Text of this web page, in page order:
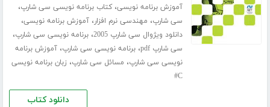
آموزش برنامه نویسی،کتاب برنامه نویسی سی شارپ،
سی شارپ، مهندسی نرم افزار،آموزش برنامه نویسی،
دانلود ویژوال سی شارپ 2005 ،برنامه نویسی سی شارپ،
سی شارپ pdf ،برنامه نویسی سی شارپ،آموزش برنامه
نویسی سی شارپ، مسائل سی شارپ، زبان برنامه نویسی
C#
دانلود کتاب